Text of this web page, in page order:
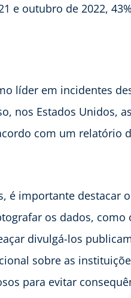
e outubro de 2022,
líder em incidentes
nos Estados Unidos,
com um relatório
é importante destacar
os dados,
divulgá-los
sobre as
para evitar